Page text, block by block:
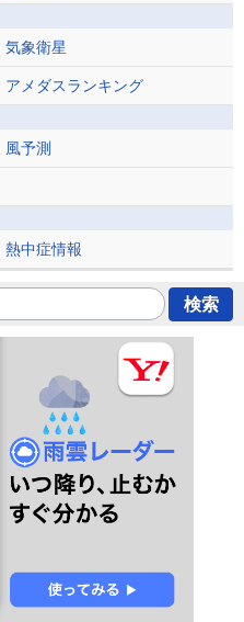
気象衛星
アメダスランキング
風予測
熱中症情報
検索